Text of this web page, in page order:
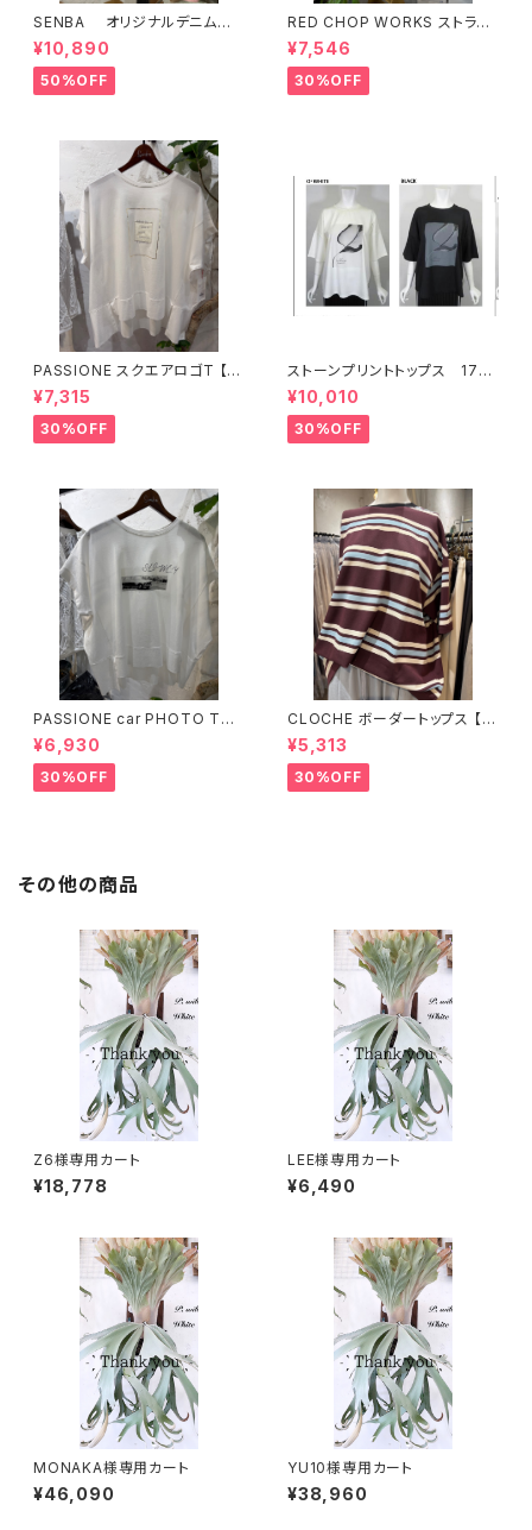
SENBA オリジナルデニム
ピンク
¥10,890
50%OFF
RED CHOP WORKS ストライ
プ柄パンツ 【36352581】
¥7,546
30%OFF
PASSIONE スクエアロゴT 【6
26938】
¥7,315
30%OFF
ストーンプリントトップス 176
34
¥10,010
30%OFF
PASSIONE car PHOTO Tシ
ャツ 【626939】
¥6,930
30%OFF
CLOCHE ボーダートップス 【6
12-85776】
¥5,313
30%OFF
その他の商品
Z6様専用カート
¥18,778
LEE様専用カート
¥6,490
MONAKA様専用カート
¥46,090
YU10様専用カート
¥38,960